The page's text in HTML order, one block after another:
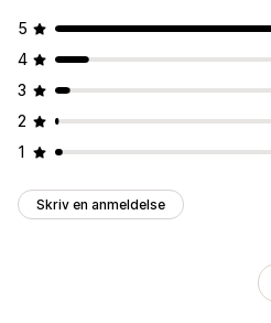
5
4
3
2
1
Skriv en anmeldelse